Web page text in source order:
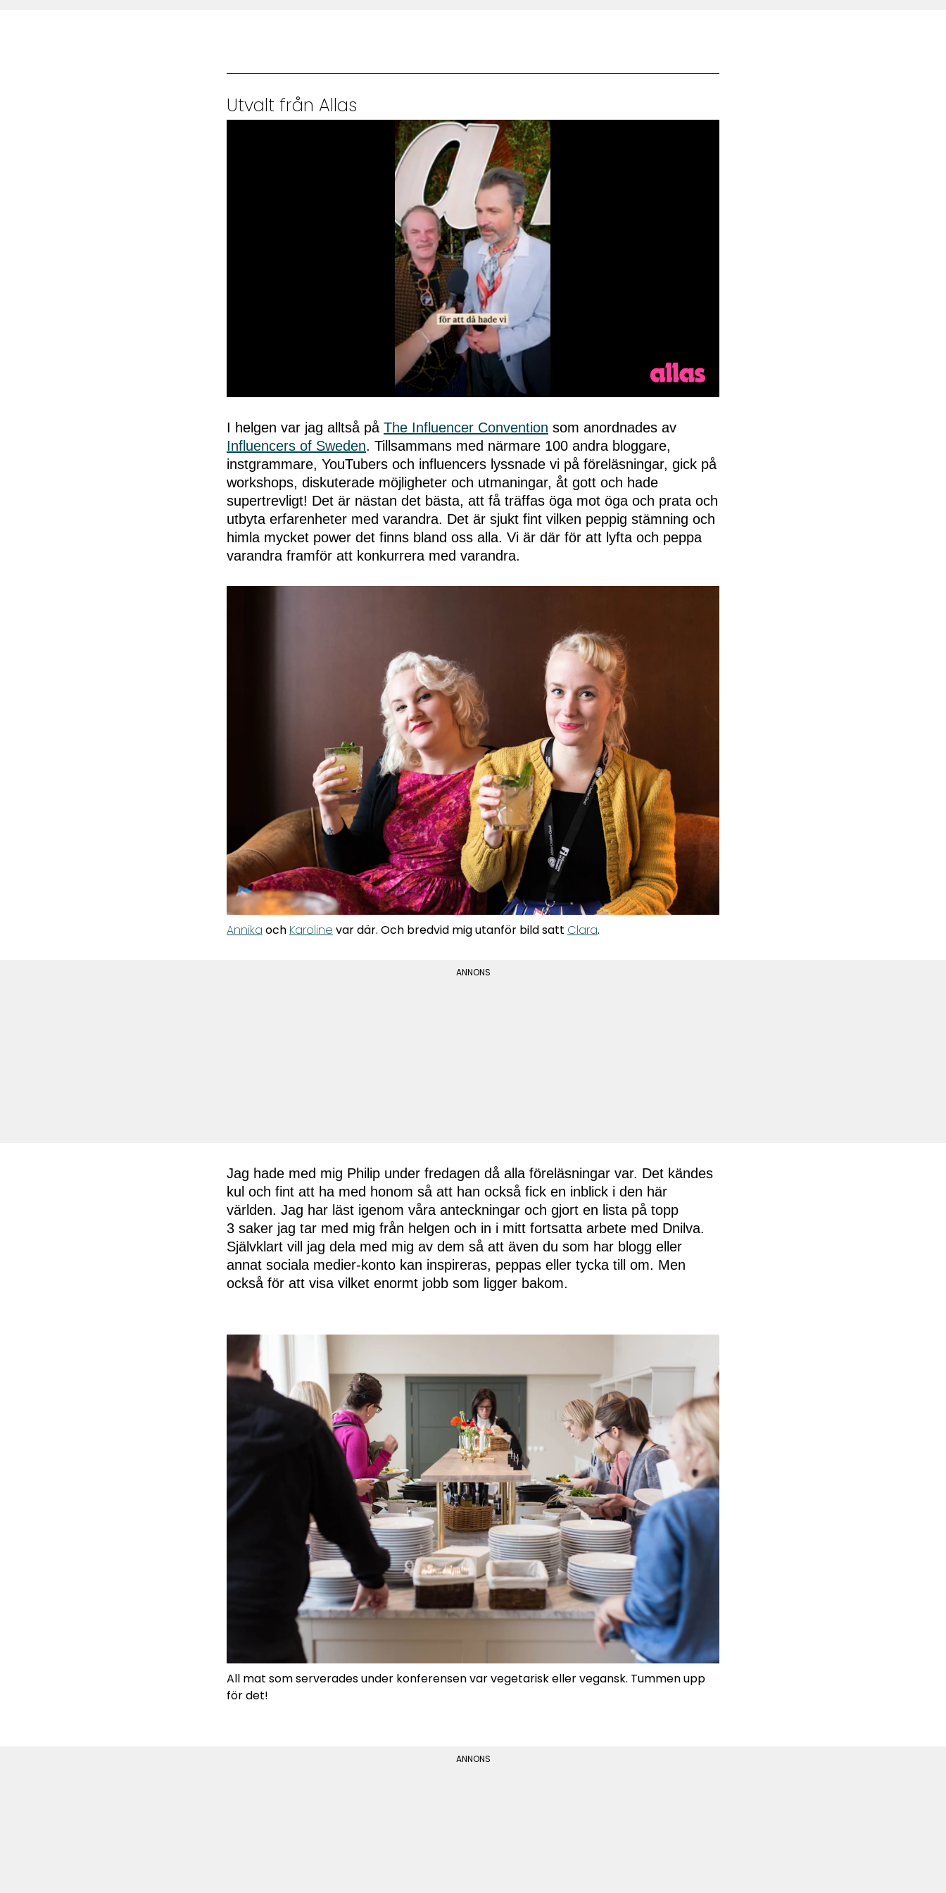
Utvalt från Allas
of
50
secondsVolume
0%
I helgen var jag alltså på The Influencer Convention som anordnades av
Influencers of Sweden. Tillsammans med närmare 100 andra bloggare,
instgrammare, YouTubers och influencers lyssnade vi på föreläsningar, gick på
workshops, diskuterade möjligheter och utmaningar, åt gott och hade
supertrevligt! Det är nästan det bästa, att få träffas öga mot öga och prata och
utbyta erfarenheter med varandra. Det är sjukt fint vilken peppig stämning och
himla mycket power det finns bland oss alla. Vi är där för att lyfta och peppa
varandra framför att konkurrera med varandra.
Annika och Karoline var där. Och bredvid mig utanför bild satt Clara.
Jag hade med mig Philip under fredagen då alla föreläsningar var. Det kändes
kul och fint att ha med honom så att han också fick en inblick i den här
världen. Jag har läst igenom våra anteckningar och gjort en lista på topp
3 saker jag tar med mig från helgen och in i mitt fortsatta arbete med Dnilva.
Självklart vill jag dela med mig av dem så att även du som har blogg eller
annat sociala medier-konto kan inspireras, peppas eller tycka till om. Men
också för att visa vilket enormt jobb som ligger bakom.
All mat som serverades under konferensen var vegetarisk eller vegansk. Tummen upp
för det!